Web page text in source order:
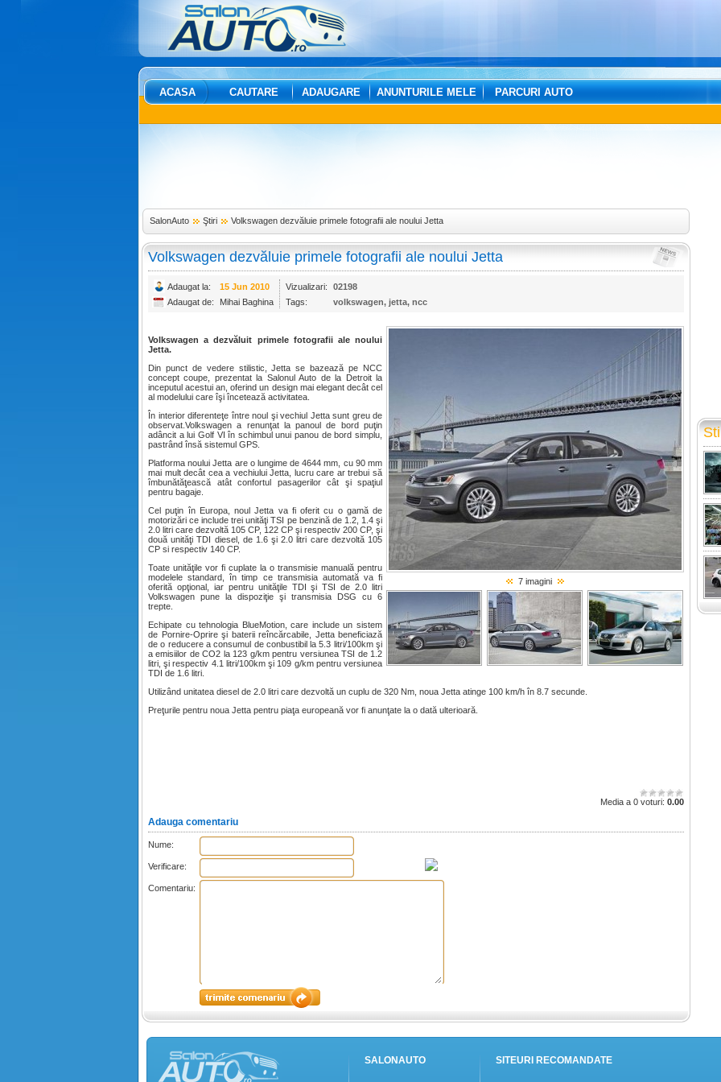
ACASA CAUTARE ADAUGARE ANUNTURILE MELE PARCURI AUTO
SalonAuto Ştiri Volkswagen dezvăluie primele fotografii ale noului Jetta
Volkswagen dezvăluie primele fotografii ale noului Jetta
Adaugat la: 15 Jun 2010 Vizualizari:
02198
Adaugat de:
Mihai Baghina Tags: volkswagen, jetta, ncc
7 imagini
Volkswagen a dezvăluit primele fotografii ale noului
Jetta.
Din punct de vedere stilistic, Jetta se bazează pe NCC
concept coupe, prezentat la Salonul Auto de la Detroit la
inceputul acestui an, oferind un design mai elegant decât cel
al modelului care îşi încetează activitatea.
În interior diferenteţe între noul şi vechiul Jetta sunt greu de
observat.Volkswagen a renunţat la panoul de bord puţin
adâncit a lui Golf VI în schimbul unui panou de bord simplu,
pastrând însă sistemul GPS.
Platforma noului Jetta are o lungime de 4644 mm, cu 90 mm
mai mult decât cea a vechiului Jetta, lucru care ar trebui să
îmbunătăţească atât confortul pasagerilor cât şi spaţiul
pentru bagaje.
Cel puţin în Europa, noul Jetta va fi oferit cu o gamă de
motorizări ce include trei unităţi TSI pe benzină de 1.2, 1.4 şi
2.0 litri care dezvoltă 105 CP, 122 CP şi respectiv 200 CP, şi
două unităţi TDI diesel, de 1.6 şi 2.0 litri care dezvoltă 105
CP si respectiv 140 CP.
Toate unităţile vor fi cuplate la o transmisie manuală pentru
modelele standard, în timp ce transmisia automată va fi
oferită opţional, iar pentru unităţile TDI şi TSI de 2.0 litri
Volkswagen pune la dispoziţie şi transmisia DSG cu 6
trepte.
Echipate cu tehnologia BlueMotion, care include un sistem
de Pornire-Oprire şi baterii reîncărcabile, Jetta beneficiază
de o reducere a consumul de conbustibil la 5.3 litri/100km şi
a emisiilor de CO2 la 123 g/km pentru versiunea TSI de 1.2
litri, şi respectiv 4.1 litri/100km şi 109 g/km pentru versiunea
TDI de 1.6 litri.
Utilizând unitatea diesel de 2.0 litri care dezvoltă un cuplu de 320 Nm, noua Jetta atinge 100 km/h în 8.7 secunde.
Preţurile pentru noua Jetta pentru piaţa europeană vor fi anunţate la o dată ulterioară.
Media a 0 voturi: 0.00
Adauga comentariu
Nume:
Verificare:
Comentariu:
SALONAUTO SITEURI RECOMANDATE